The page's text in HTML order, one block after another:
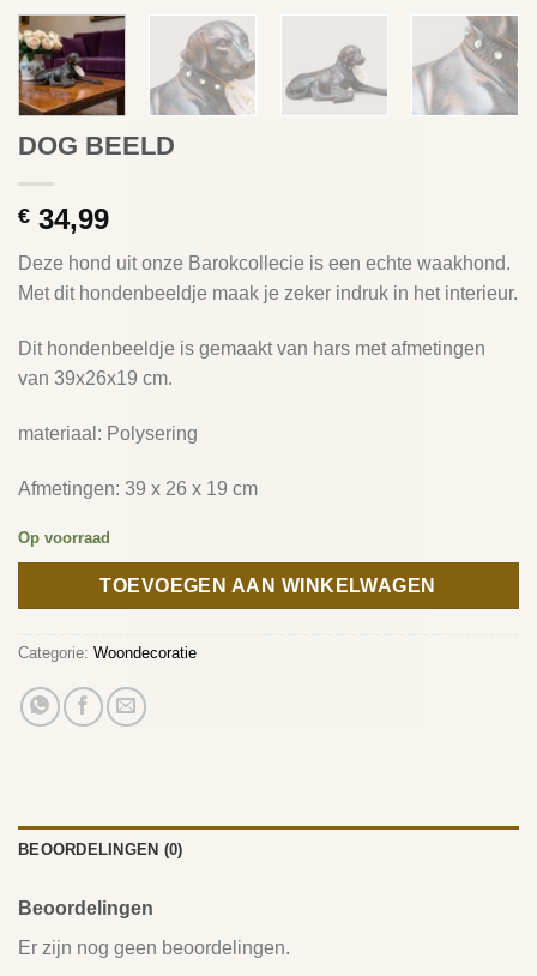
DOG BEELD
€ 34,99
Deze hond uit onze Barokcollecie is een echte waakhond.
Met dit hondenbeeldje maak je zeker indruk in het interieur.
Dit hondenbeeldje is gemaakt van hars met afmetingen
van 39x26x19 cm.
materiaal: Polysering
Afmetingen: 39 x 26 x 19 cm
Op voorraad
TOEVOEGEN AAN WINKELWAGEN
Categorie: Woondecoratie
BEOORDELINGEN (0)
Beoordelingen
Er zijn nog geen beoordelingen.